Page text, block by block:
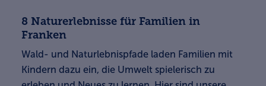
8 Naturerlebnisse für Familien in
Franken
Wald- und Naturlebnispfade laden Familien mit
Kindern dazu ein, die Umwelt spielerisch zu